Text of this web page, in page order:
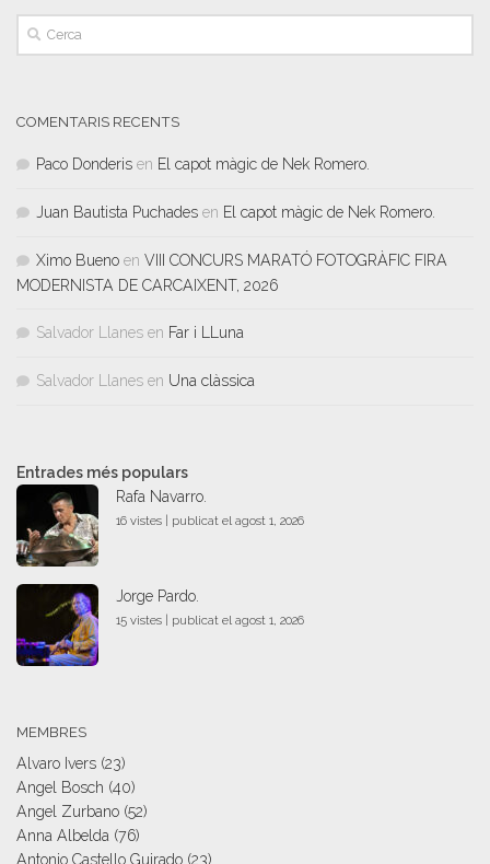
COMENTARIS RECENTS
Paco Donderis en El capot màgic de Nek Romero.
Juan Bautista Puchades en El capot màgic de Nek Romero.
Ximo Bueno en VIII CONCURS MARATÓ FOTOGRÀFIC FIRA
MODERNISTA DE CARCAIXENT, 2026
Salvador Llanes en Far i LLuna
Salvador Llanes en Una clàssica
Entrades més populars
Rafa Navarro.
16 vistes publicat el agost 1, 2026
Jorge Pardo.
15 vistes publicat el agost 1, 2026
MEMBRES
Alvaro Ivers (23)
Angel Bosch (40)
Angel Zurbano (52)
Anna Albelda (76)
Antonio Castello Guirado (23)